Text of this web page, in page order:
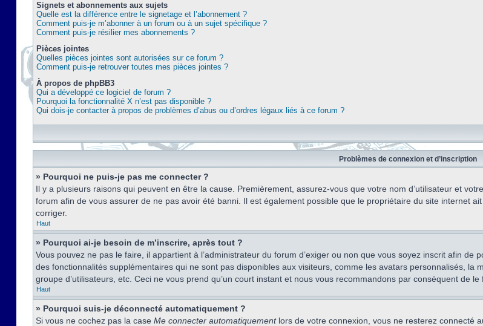
Signets et abonnements aux sujets
Quelle est la différence entre le signetage et l’abonnement ?
Comment puis-je m’abonner à un forum ou à un sujet spécifique ?
Comment puis-je résilier mes abonnements ?
Pièces jointes
Quelles pièces jointes sont autorisées sur ce forum ?
Comment puis-je retrouver toutes mes pièces jointes ?
À propos de phpBB3
Qui a développé ce logiciel de forum ?
Pourquoi la fonctionnalité X n’est pas disponible ?
Qui dois-je contacter à propos de problèmes d’abus ou d’ordres légaux liés à ce forum ?
Problèmes de connexion et d’inscription
» Pourquoi ne puis-je pas me connecter ?
Il y a plusieurs raisons qui peuvent en être la cause. Premièrement, assurez-vous que votre nom d’utilisateur et
forum afin de vous assurer de ne pas avoir été banni. Il est également possible que le propriétaire du site internet
corriger.
Haut
» Pourquoi ai-je besoin de m’inscrire, après tout ?
Vous pouvez ne pas le faire, il appartient à l’administrateur du forum d’exiger ou non que vous soyez inscrit afin
des fonctionnalités supplémentaires qui ne sont pas disponibles aux visiteurs, comme les avatars personnalisés, la
groupe d’utilisateurs, etc. Ceci ne vous prend qu’un court instant et nous vous recommandons par conséquent de le
Haut
» Pourquoi suis-je déconnecté automatiquement ?
Si vous ne cochez pas la case Me connecter automatiquementlors de votre connexion, vous ne resterez connecté